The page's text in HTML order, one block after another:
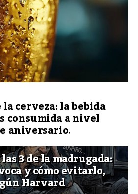
cerveza: la bebida
consumida a nivel
aniversario.
3 de la madrugada:
y cómo evitarlo,
Harvard